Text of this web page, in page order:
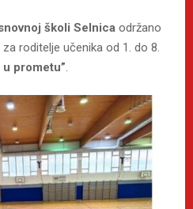
školi Selnica održano
za roditelje učenika od 1. do 8.
u prometu”.